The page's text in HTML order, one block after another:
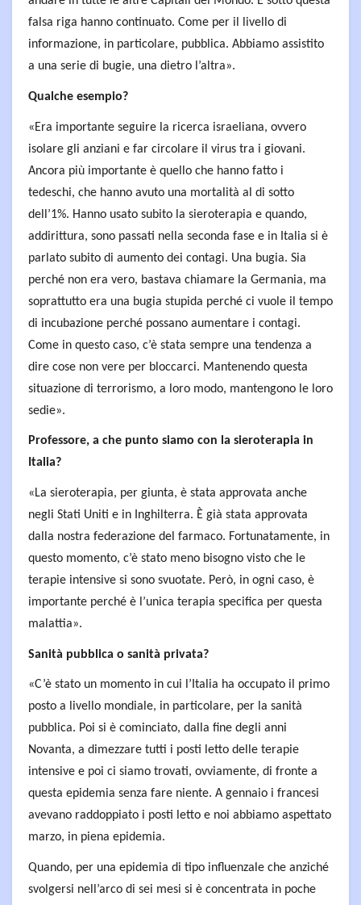
falsa riga hanno continuato. Come per il livello di
informazione, in particolare, pubblica. Abbiamo assistito
a una serie di bugie, una dietro l’altra».
Qualche esempio?
«Era importante seguire la ricerca israeliana, ovvero
isolare gli anziani e far circolare il virus tra i giovani.
Ancora più importante è quello che hanno fatto i
tedeschi, che hanno avuto una mortalità al di sotto
dell’1%. Hanno usato subito la sieroterapia e quando,
addirittura, sono passati nella seconda fase e in Italia si è
parlato subito di aumento dei contagi. Una bugia. Sia
perché non era vero, bastava chiamare la Germania, ma
soprattutto era una bugia stupida perché ci vuole il tempo
di incubazione perché possano aumentare i contagi.
Come in questo caso, c’è stata sempre una tendenza a
dire cose non vere per bloccarci. Mantenendo questa
situazione di terrorismo, a loro modo, mantengono le loro
sedie».
Professore, a che punto siamo con la sieroterapia in
Italia?
«La sieroterapia, per giunta, è stata approvata anche
negli Stati Uniti e in Inghilterra. È già stata approvata
dalla nostra federazione del farmaco. Fortunatamente, in
questo momento, c’è stato meno bisogno visto che le
terapie intensive si sono svuotate. Però, in ogni caso, è
importante perché è l’unica terapia specifica per questa
malattia».
Sanità pubblica o sanità privata?
«C’è stato un momento in cui l’Italia ha occupato il primo
posto a livello mondiale, in particolare, per la sanità
pubblica. Poi si è cominciato, dalla fine degli anni
Novanta, a dimezzare tutti i posti letto delle terapie
intensive e poi ci siamo trovati, ovviamente, di fronte a
questa epidemia senza fare niente. A gennaio i francesi
avevano raddoppiato i posti letto e noi abbiamo aspettato
marzo, in piena epidemia.
Quando, per una epidemia di tipo influenzale che anziché
svolgersi nell’arco di sei mesi si è concentrata in poche